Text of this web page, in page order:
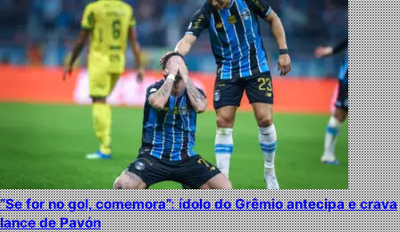
“Se for no gol, comemora”: ídolo do Grêmio antecipa e crava
lance de Pavón